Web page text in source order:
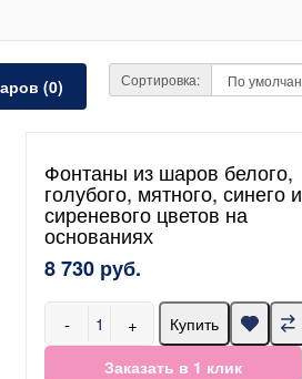
(0) Сортировка:
Фонтаны из шаров белого,
голубого, мятного, синего и
сиреневого цветов на
основаниях
8 730 руб.
- +
Купить
Заказать в 1 клик